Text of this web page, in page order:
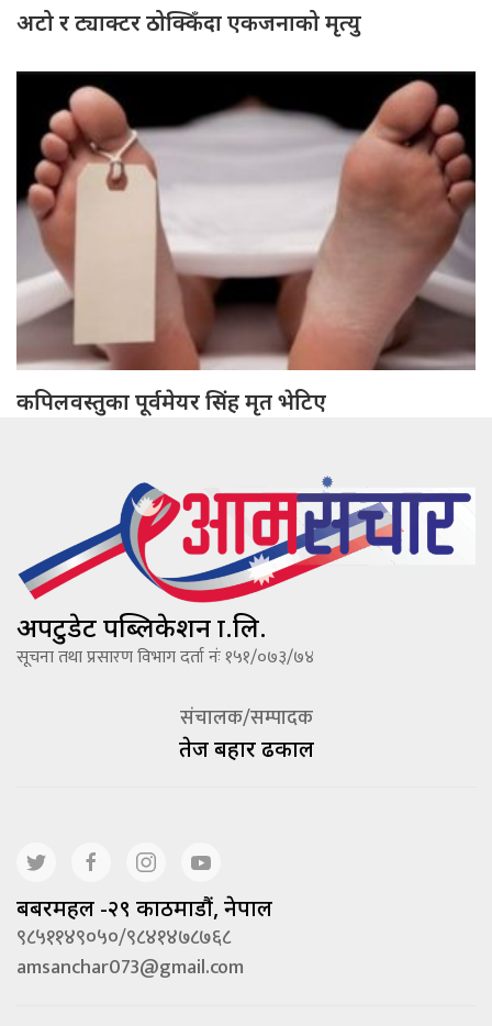
अटो र ट्याक्टर ठोक्किँदा एकजनाको मृत्यु
कपिलवस्तुका पूर्वमेयर सिंह मृत भेटिए
अपटुडेट पब्लिकेशन प्रा.लि.
सूचना तथा प्रसारण विभाग दर्ता नंः १५१/०७३/७४
संचालक/सम्पादक
तेज बहादूर ढकाल
बबरमहल -२९ काठमाडौं, नेपाल
९८५११४९०५०/९८४१४७८७६८
amsanchar073@gmail.com